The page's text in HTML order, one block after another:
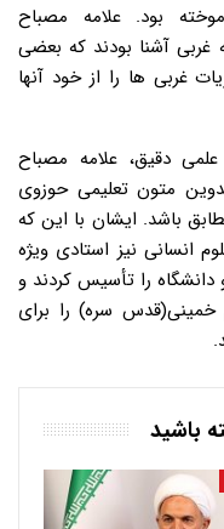
بود. علامه مصباح
آشنا بودند که بعضی
غربی ها را از خود آنها
دقیق، علامه مصباح
متون تعلیمی حوزوی
باشد. ایشان با این که
انسانی نیز استادی ویژه
را تأسیس کردند و
سره) را برای
باشید